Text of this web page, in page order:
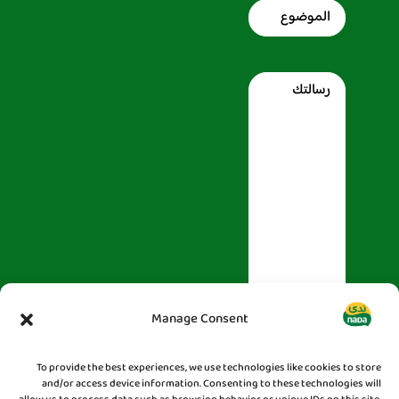
Manage Consent
To provide the best experiences, we use technologies like cookies to store
and/or access device information. Consenting to these technologies will
Subject
Message